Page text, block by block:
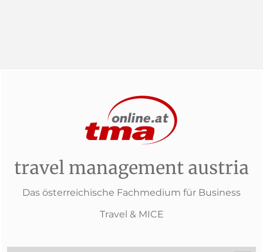
travel management austria
Das österreichische Fachmedium für Business
Travel & MICE